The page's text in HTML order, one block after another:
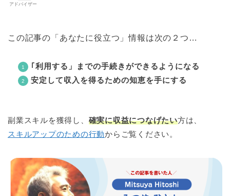
アドバイザー
この記事の「あなたに役立つ」情報は次の２つ…
｢利用する」までの手続きができるようになる
安定して収入を得るための知恵を手にする
副業スキルを獲得し、 確実に収益につなげたい方は、
スキルアップのための行動からご覧ください。